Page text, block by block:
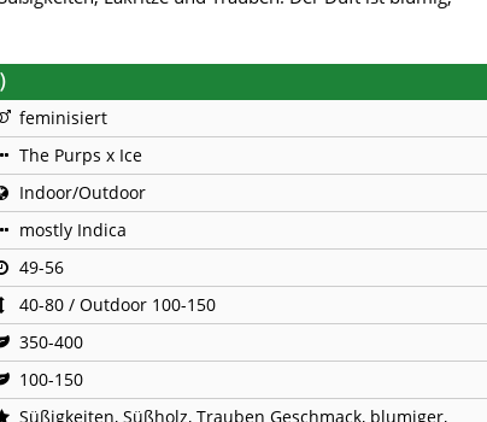
Seeds
Labs
Seeds
Bodhi
of the Great Gardener
Ministry of Cannabis
Philosopher Seeds
feminisiert
The Purps x Ice
Indoor/Outdoor
mostly Indica
49-56
40-80 / Outdoor 100-150
350-400
100-150
Süßigkeiten, Süßholz, Trauben Geschmack, blumiger,